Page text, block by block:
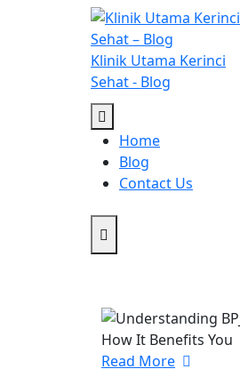
Klinik Utama Kerinci
Sehat - Blog
Home
Blog
Contact Us
Read More